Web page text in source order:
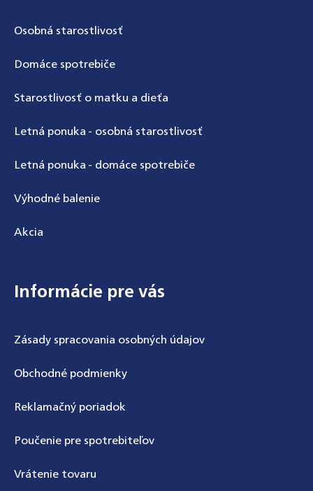
Osobná starostlivosť
Domáce spotrebiče
Starostlivosť o matku a dieťa
Letná ponuka - osobná starostlivosť
Letná ponuka - domáce spotrebiče
Výhodné balenie
Akcia
Informácie pre vás
Zásady spracovania osobných údajov
Obchodné podmienky
Reklamačný poriadok
Poučenie pre spotrebiteľov
Vrátenie tovaru